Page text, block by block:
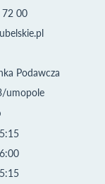
00
Podawcza
umopole